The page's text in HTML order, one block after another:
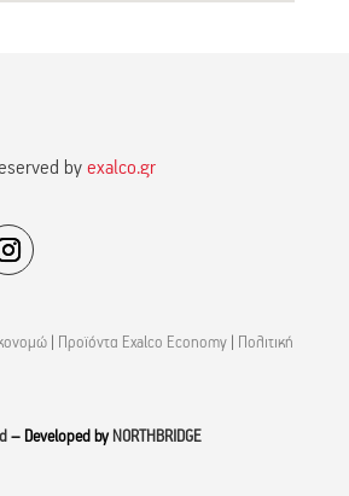
by exalco.gr
| Προϊόντα Exalco Economy| Πολιτική
– Developed by NORTHBRIDGE